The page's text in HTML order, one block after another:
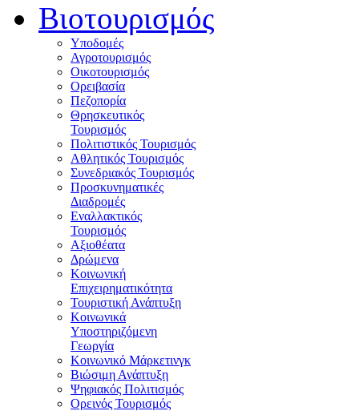
Βιοτουρισμός
Υποδομές
Αγροτουρισμός
Οικοτουρισμός
Ορειβασία
Πεζοπορία
Θρησκευτικός
Τουρισμός
Πολιτιστικός Τουρισμός
Αθλητικός Τουρισμός
Συνεδριακός Τουρισμός
Προσκυνηματικές
Διαδρομές
Εναλλακτικός
Τουρισμός
Αξιοθέατα
Δρώμενα
Κοινωνική
Επιχειρηματικότητα
Τουριστική Ανάπτυξη
Κοινωνικά
Υποστηριζόμενη
Γεωργία
Κοινωνικό Μάρκετινγκ
Βιώσιμη Ανάπτυξη
Ψηφιακός Πολιτισμός
Ορεινός Τουρισμός